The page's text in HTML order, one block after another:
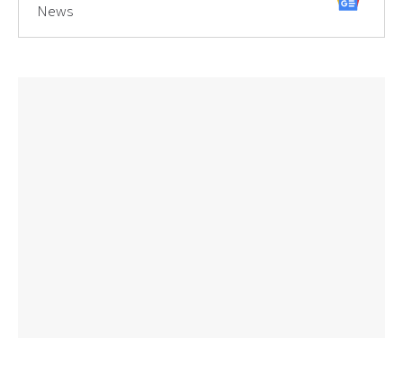
News